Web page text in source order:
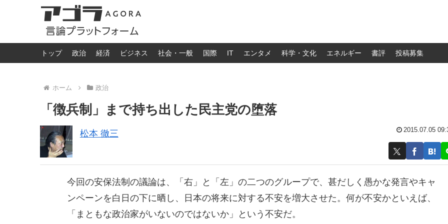
トップ 政治 経済 ビジネス 社会・一般 国際 IT エンタメ 科学・文化 エネルギー 書評 投稿募集
ホーム 政治
「徴兵制」まで持ち出した民主党の堕落
松本 徹三 2015.07.05
今回の安保法制の議論は、「右」と「左」の二つのグループで、甚だしく愚かな発言やキャ
ンペーンを白日の下に晒し、日本の将来に対する不安を増大させた。何が不安かといえば、
「まともな政治家がいないのではないか」という不安だ。